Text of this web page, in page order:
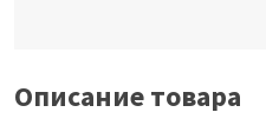
Описание товара